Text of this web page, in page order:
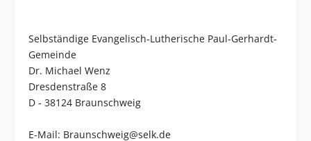
Selbständige Evangelisch-Lutherische Paul-Gerhardt-
Gemeinde
Dr. Michael Wenz
Dresdenstraße 8
D - 38124 Braunschweig
E-Mail: Braunschweig@selk.de